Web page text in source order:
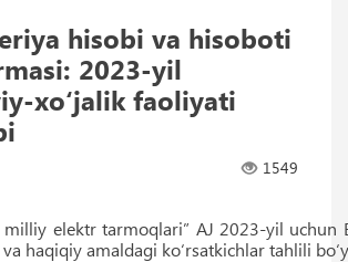
hisobi va hisoboti
2023-yil
xo‘jalik faoliyati
1549
milliy elektr tarmoqlari” AJ 2023-yil
va haqiqiy amaldagi ko‘rsatkichlar tahlili